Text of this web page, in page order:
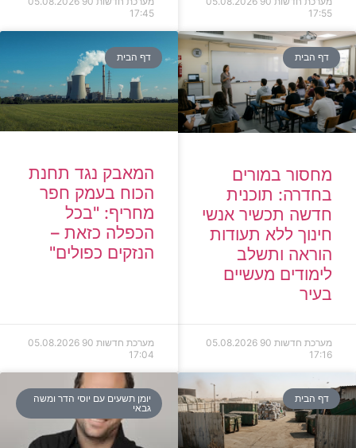
הבית
במורים
תוכנית
תכשיר אנשי
ללא תעודות
ותשלב
מעשיים
חדשות 90
05.08.2026
דף הבית
המאבק נגד תחנת
הכוח בעמק חפר
מחריף: "בכל
הכפלה כזאת –
הנזקים כפולים"
מערכת חדשות 90
05.08.2026
הבית
יומן תשעים עם יוסי הדר ומשה
גבאי